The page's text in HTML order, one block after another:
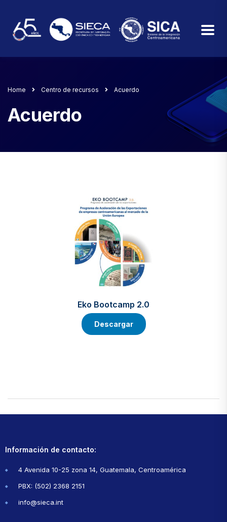
Home Centro de recursos Acuerdo
Acuerdo
Eko Bootcamp 2.0
Descargar
Información de contacto:
4 Avenida 10-25 zona 14, Guatemala, Centroamérica
PBX: (502) 2368 2151
info@sieca.int